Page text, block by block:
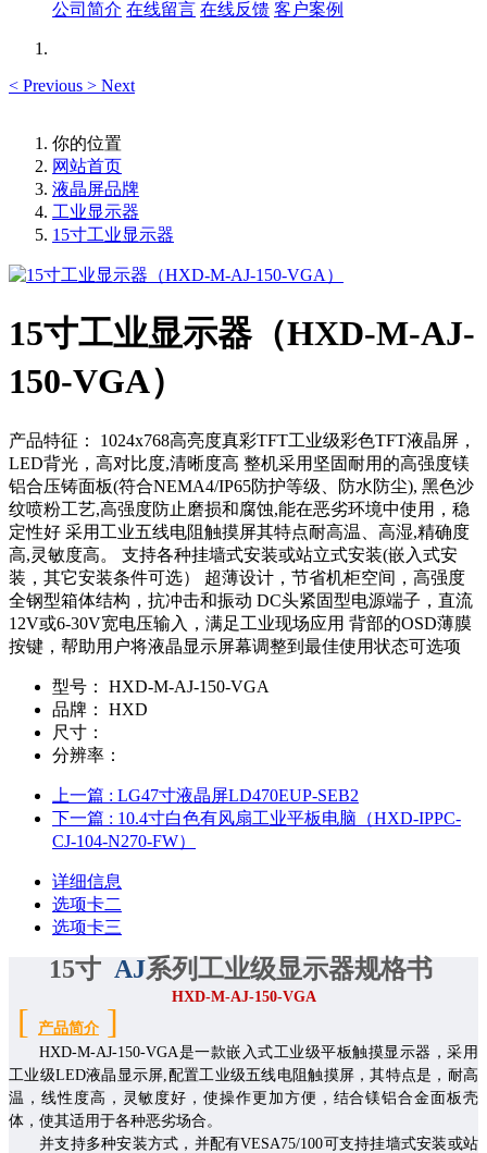
公司简介 在线留言 在线反馈 客户案例
< Previous > Next
你的位置
网站首页
液晶屏品牌
工业显示器
15寸工业显示器
15寸工业显示器（HXD-M-AJ-
150-VGA）
产品特征： 1024x768高亮度真彩TFT工业级彩色TFT液晶屏，
LED背光，高对比度,清晰度高 整机采用坚固耐用的高强度镁
铝合压铸面板(符合NEMA4/IP65防护等级、防水防尘), 黑色沙
纹喷粉工艺,高强度防止磨损和腐蚀,能在恶劣环境中使用，稳
定性好 采用工业五线电阻触摸屏其特点耐高温、高湿,精确度
高,灵敏度高。 支持各种挂墙式安装或站立式安装(嵌入式安
装，其它安装条件可选） 超薄设计，节省机柜空间，高强度
全钢型箱体结构，抗冲击和振动 DC头紧固型电源端子，直流
12V或6-30V宽电压输入，满足工业现场应用 背部的OSD薄膜
按键，帮助用户将液晶显示屏幕调整到最佳使用状态可选项
型号：
HXD-M-AJ-150-VGA
品牌：
HXD
尺寸：
分辨率：
上一篇 : LG47寸液晶屏LD470EUP-SEB2
下一篇 : 10.4寸白色有风扇工业平板电脑（HXD-IPPC-
CJ-104-N270-FW）
详细信息
选项卡二
选项卡三
15寸 AJ系列工业级显示器规格书
HXD-M-AJ-150-VGA
[ 产品简介 ]
HXD-M-AJ-150-VGA是一款嵌入式工业级平板触摸显示器，采用
工业级LED液晶显示屏 配置工业级五线电阻触摸屏，其特点是，耐高
温，线性度高，灵敏度好，使操作更加方便，结合镁铝合金面板壳
体，使其适用于各种恶劣场合。
并支持多种安装方式，并配有VESA75/100可支持挂墙式安装或站